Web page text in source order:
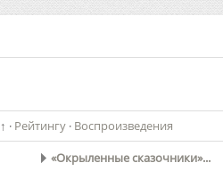
↑ · Рейтингу · Воспроизведения
«Окрыленные сказочники»...